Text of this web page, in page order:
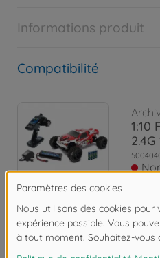
Informations produit
Compatibilité
1:10
2.4G
Les avis